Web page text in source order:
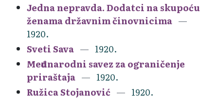
Jedna nepravda. Dodatci na skupoću
ženama državnim činovnicima
1920.
Sveti Sava
1920.
Međunarodni savez za ograničenje
priraštaja
1920.
Ružica Stojanović
1920.